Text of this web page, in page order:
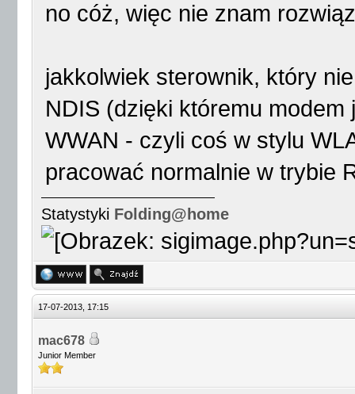
no cóż, więc nie znam
jakkolwiek sterownik, który
NDIS (dzięki któremu
WWAN - czyli coś w stylu
pracować normalnie w trybie
Statystyki Folding@home
17-07-2013, 17:15
mac678
Junior Member